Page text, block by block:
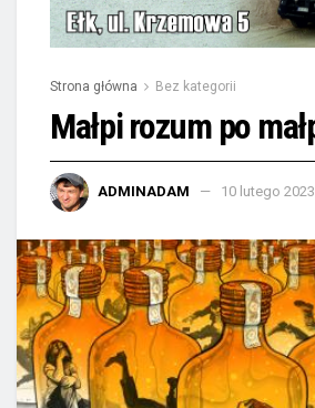
Strona główna Bez kategorii
Małpi rozum po
ADMINADAM 10 lutego 2023